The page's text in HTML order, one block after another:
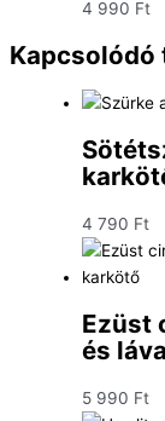
4 990 Ft
Kapcsolódó
4 790 Ft
Ezüst
és
5 990 Ft